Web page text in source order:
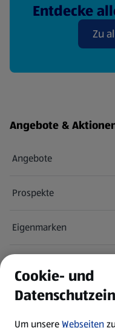
Entdecke
Zu
Fußzeilenmenü - weitere
Angebote &
Angebote
Prospekte
Eigenmarken
Newsletter
Cookie- und
Um unsereWebseiten